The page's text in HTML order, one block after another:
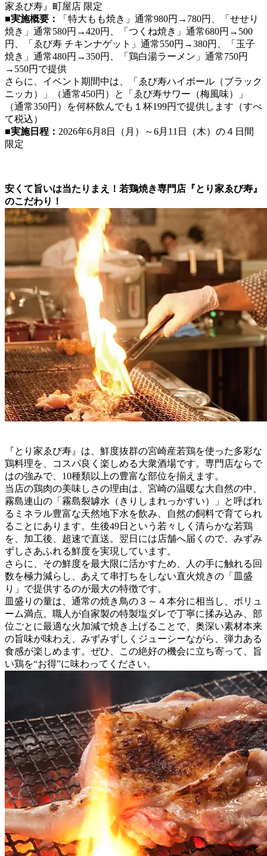
家ゑび寿』町屋店 限定
■実施概要：
「特大もも焼き」通常980円→780円、「せせり
焼き」通常580円→420円、「つくね焼き」通常680円→500
円、「ゑび寿 チキンナゲット」通常550円→380円、「玉子
焼き」通常480円→350円、「鶏白湯ラーメン」通常750円
→550円で提供
さらに、イベント期間中は、「ゑび寿ハイボール（ブラック
ニッカ）」（通常450円）と「ゑび寿サワー（梅風味）」
（通常350円）を何杯飲んでも１杯199円で提供します（すべ
て税込）
■実施日程： 2026年6月8日（月）～6月11日（木）の４日間
限定
安くて旨いは当たりまえ！若鶏焼き専門店『とり家ゑび寿』
のこだわり！
『とり家ゑび寿』は、鮮度抜群の宮崎産若鶏を使った多彩な
鶏料理を、コスパ良く楽しめる大衆酒場です。専門店ならで
はの強みで、10種類以上の豊富な部位を揃えます。
当店の鶏肉の美味しさの理由は、宮崎の温暖な大自然の中、
霧島連山の「霧島裂罅水（きりしまれっかすい）」と呼ばれ
るミネラル豊富な天然地下水を飲み、自然の飼料で育てられ
ることにあります。生後49日という若々しく清らかな若鶏
を、加工後、超速で直送。翌日には店舗へ届くので、みずみ
ずしさあふれる鮮度を実現しています。
さらに、その鮮度を最大限に活かすため、人の手に触れる回
数を極力減らし、あえて串打ちをしない直火焼きの「皿盛
り」で提供するのが最大の特徴です。
皿盛りの量は、通常の焼き鳥の３～４本分に相当し、ボリュ
ーム満点。職人が自家製の特製塩ダレで丁寧に揉み込み、部
位ごとに最適な火加減で焼き上げることで、奥深い素材本来
の旨味が味わえ、みずみずしくジューシーながら、弾力ある
食感が楽しめます。ぜひ、この絶好の機会に立ち寄って、旨
い鶏を“お得”に味わってください。